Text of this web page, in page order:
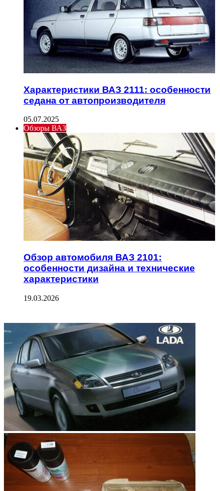
Характеристики ВАЗ 2111: особенности
седана от автопроизводителя
05.07.2025
Обзоры ВАЗ
Обзор автомобиля ВАЗ 2101:
особенности дизайна и технические
характеристики
19.03.2026